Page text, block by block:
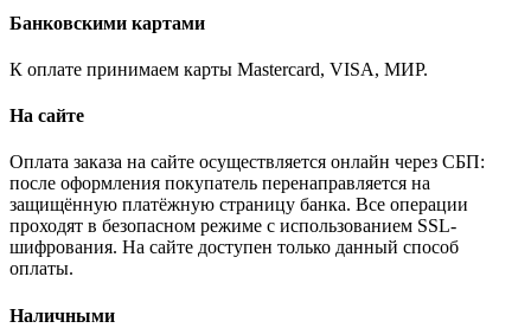
Банковскими картами
К оплате принимаем карты Mastercard, VISA, МИР.
На сайте
Оплата заказа на сайте осуществляется онлайн через СБП:
после оформления покупатель перенаправляется на
защищённую платёжную страницу банка. Все операции
проходят в безопасном режиме с использованием SSL-
шифрования. На сайте доступен только данный способ
оплаты.
Наличными